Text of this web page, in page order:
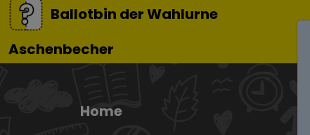
Ballotbin der Wahlurne
Aschenbecher
Home